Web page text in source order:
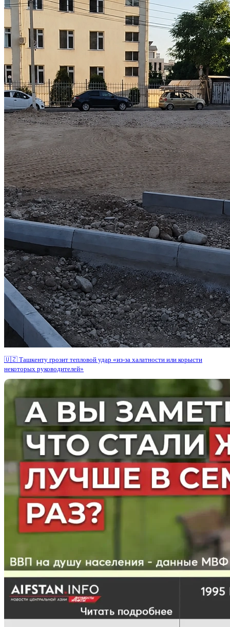
🇺🇿 Ташкенту грозит тепловой удар «из-за халатности или корысти
некоторых руководителей»